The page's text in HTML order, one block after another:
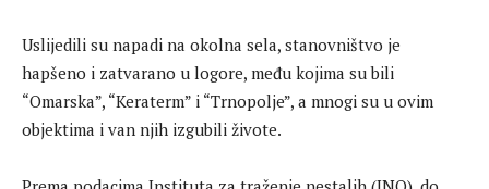
Uslijedili su napadi na okolna sela, stanovništvo je
hapšeno i zatvarano u logore, među kojima su bili
“Omarska”, “Keraterm” i “Trnopolje”, a mnogi su u ovim
objektima i van njih izgubili živote.